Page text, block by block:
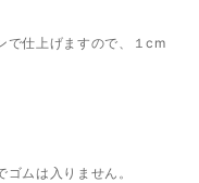
で仕上げますので、１cm
ムは入りません。